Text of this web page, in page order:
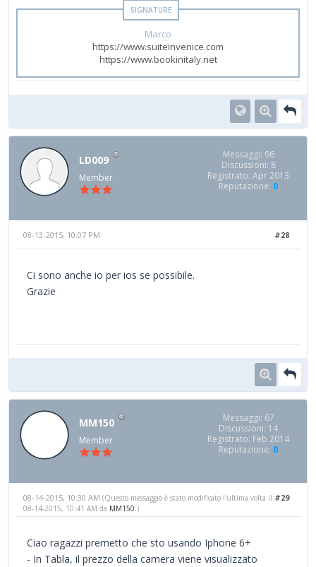
Marco
https://www.suiteinvenice.com
https://www.bookinitaly.net
LD009
Member
Messaggi: 96
Discussioni: 8
Registrato: Apr 2013
Reputazione: 0
#28
08-13-2015, 10:07 PM
Ci sono anche io per ios se possibile.
Grazie
MM150
Member
Messaggi: 67
Discussioni: 14
Registrato: Feb 2014
Reputazione: 0
#29
08-14-2015, 10:30 AM (Questo messaggio è stato modificato l'ultima volta il:
08-14-2015, 10:41 AM da MM150.)
Ciao ragazzi premetto che sto usando Iphone 6+
- In Tabla, il prezzo della camera viene visualizzato